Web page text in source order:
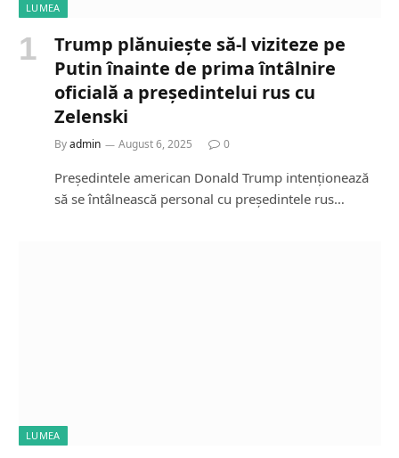
LUMEA
Trump plănuiește să-l viziteze pe
Putin înainte de prima întâlnire
oficială a președintelui rus cu
Zelenski
Byadmin August 6, 2025 0
Președintele american Donald Trump intenționează
să se întâlnească personal cu președintele rus…
LUMEA